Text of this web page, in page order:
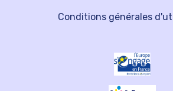
Conditions générales